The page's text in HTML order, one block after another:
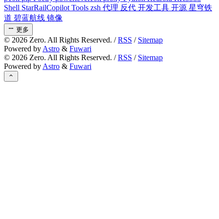
Shell StarRailCopilot Tools zsh 代理 反代 开发工具 开源 星穹铁
道 碧蓝航线 镜像
更多
© 2026 Zero. All Rights Reserved. /RSS / Sitemap
Powered by Astro & Fuwari
© 2026 Zero. All Rights Reserved. /RSS / Sitemap
Powered by Astro & Fuwari